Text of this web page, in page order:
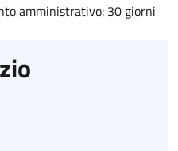
amministrativo: 30 giorni